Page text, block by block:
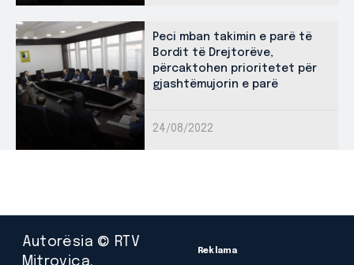
Peci mban takimin e parë të
Bordit të Drejtorëve,
përcaktohen prioritetet për
gjashtëmujorin e parë
24/08/2022
Autorësia © RTV
Mitrovica.
Reklama